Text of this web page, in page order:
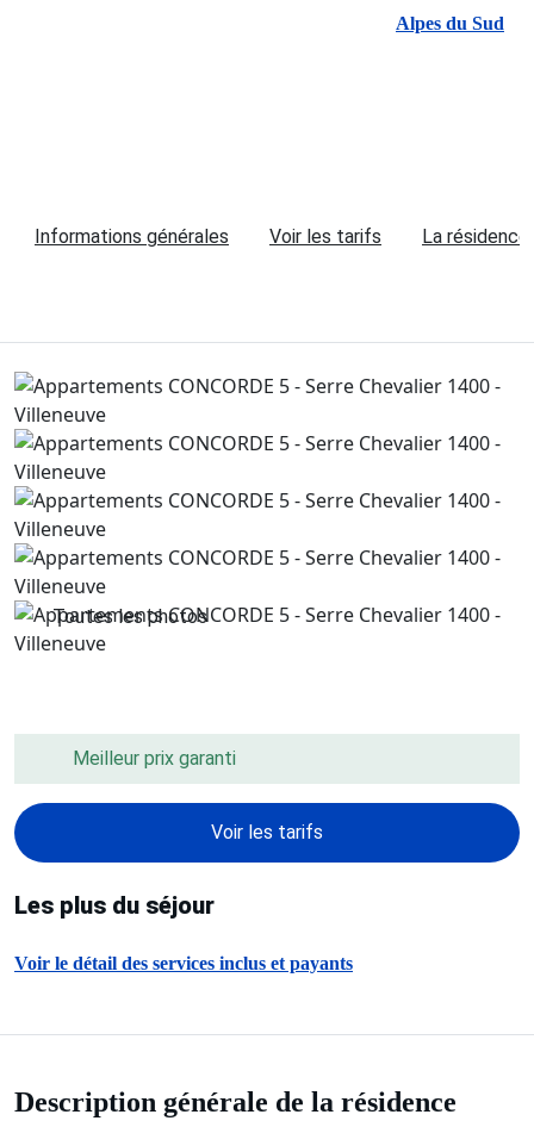
Alpes du Sud
Informations générales Voir les tarifs La résidence
Toutes les photos
Meilleur prix garanti
Voir les tarifs
Les plus du séjour
Voir le détail des services inclus et payants
Description générale de la résidence